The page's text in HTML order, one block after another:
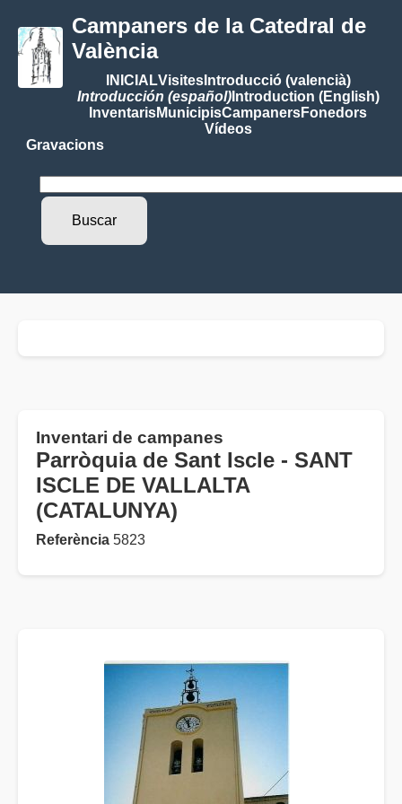
Campaners de la Catedral de
València
INICIALVisitesIntroducció (valencià)
Introducción (español)Introduction (English)
InventarisMunicipisCampanersFonedors
Vídeos
Gravacions
Inventari de campanes
Parròquia de Sant Iscle - SANT
ISCLE DE VALLALTA
(CATALUNYA)
Referència 5823